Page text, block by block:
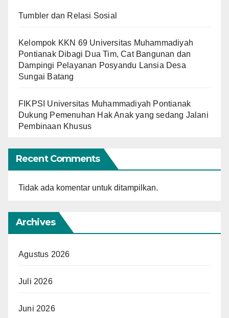
Tumbler dan Relasi Sosial
Kelompok KKN 69 Universitas Muhammadiyah
Pontianak Dibagi Dua Tim, Cat Bangunan dan
Dampingi Pelayanan Posyandu Lansia Desa
Sungai Batang
FIKPSI Universitas Muhammadiyah Pontianak
Dukung Pemenuhan Hak Anak yang sedang Jalani
Pembinaan Khusus
Recent Comments
Tidak ada komentar untuk ditampilkan.
Archives
Agustus 2026
Juli 2026
Juni 2026